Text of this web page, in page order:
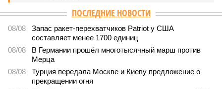
ПОСЛЕДНИЕ НОВОСТИ
08/08
Запас ракет-перехватчиков Patriot у США
составляет менее 1700 единиц
08/08
В Германии прошёл многотысячный марш против
Мерца
08/08
Турция передала Москве и Киеву предложение о
прекращении огня